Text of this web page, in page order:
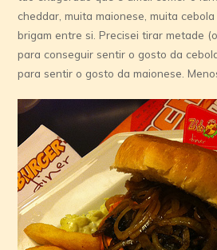
cheddar, muita maionese, muita
brigam entre si. Precisei tirar metade
para conseguir sentir o gosto da
para sentir o gosto da maionese.